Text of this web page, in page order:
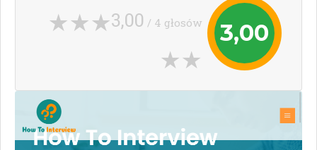
3,00
3,00 / 4 głosów